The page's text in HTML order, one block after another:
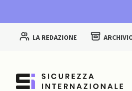
LA REDAZIONE